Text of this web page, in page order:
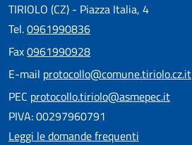
TIRIOLO (CZ) - Piazza Italia, 4
Tel.0961990836
Fax0961990928
E-mail protocollo@comune.tiriolo.cz.it
PEC protocollo.tiriolo@asmepec.it
PIVA: 00297960791
Leggi le domande frequenti